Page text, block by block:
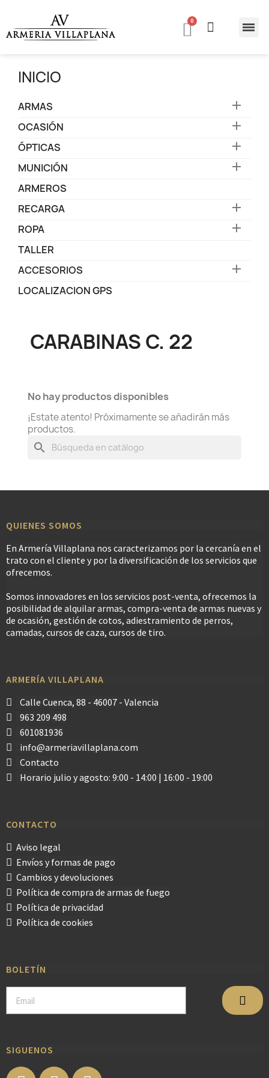
INICIO
ARMAS 
OCASIÓN 
ÓPTICAS 
MUNICIÓN 
ARMEROS
RECARGA

ROPA 
TALLER
ACCESORIOS

LOCALIZACION GPS
CARABINAS C. 22
No hay productos disponibles
¡Estate atento! Próximamente se añadirán más
productos.
search
QUIENES SOMOS
En Armería Villaplana nos caracterizamos por la cercanía en el
trato con el cliente y por la diversificación de los servicios que
ofrecemos.
Somos innovadores en los servicios post-venta, ofrecemos la
posibilidad de alquilar armas, compra-venta de armas nuevas y
de ocasión, gestión de cotos, adiestramiento de perros,
camadas, cursos de caza, cursos de tiro.
ARMERÍA VILLAPLANA
Calle Cuenca, 88 - 46007 - Valencia
963 209 498
601081936
info@armeriavillaplana.com
Contacto
Horario julio y agosto: 9:00 - 14:00 | 16:00 - 19:00
CONTACTO
Aviso legal
Envíos y formas de pago
Cambios y devoluciones
Política de compra de armas de fuego
Política de privacidad
Política de cookies
BOLETÍN
SIGUENOS